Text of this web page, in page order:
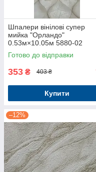
Шпалери вінілові супер
мийка "Орландо"
0.53м×10.05м 5880-02
Готово до відправки
353 ₴ 403 ₴
Купити
–12%